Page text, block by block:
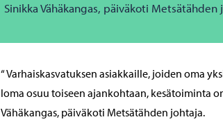
Sinikka Vähäkangas, päiväkoti Metsätähden
“ Varhaiskasvatuksen asiakkaille, joiden oma
loma osuu toiseen ajankohtaan, kesätoiminta
Vähäkangas, päiväkoti Metsätähden johtaja.